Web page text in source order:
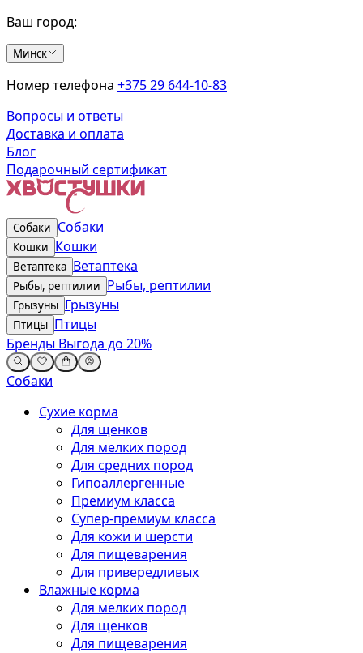
Ваш город:
Минск
Номер телефона +375 29 644-10-83
Вопросы и ответы
Доставка и оплата
Блог
Подарочный сертификат
Собаки Собаки
Кошки Кошки
Ветаптека Ветаптека
Рыбы, рептилии Рыбы, рептилии
Грызуны Грызуны
Птицы Птицы
Бренды Выгода до 20%
Собаки
Сухие корма
Для щенков
Для мелких пород
Для средних пород
Гипоаллергенные
Премиум класса
Супер-премиум класса
Для кожи и шерсти
Для пищеварения
Для привередливых
Влажные корма
Для мелких пород
Для щенков
Для пищеварения